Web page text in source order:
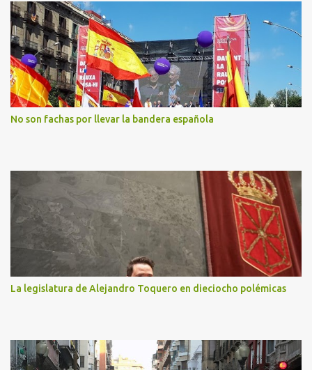
No son fachas por llevar la bandera española
La legislatura de Alejandro Toquero en dieciocho polémicas